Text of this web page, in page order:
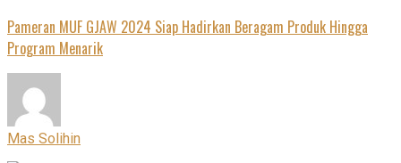
Pameran MUF GJAW 2024 Siap Hadirkan Beragam Produk Hingga
Program Menarik
Mas Solihin